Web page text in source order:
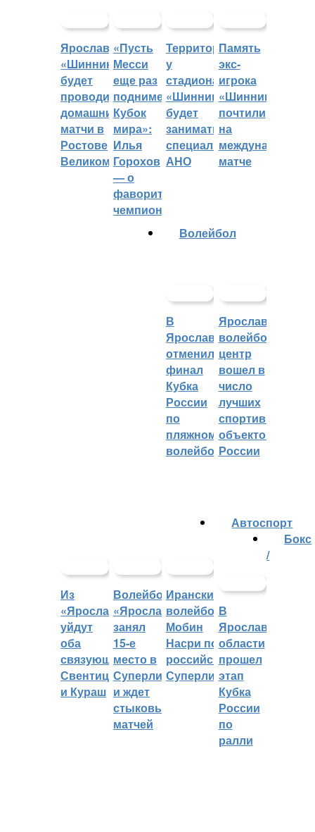
Ярославский
«Шинник»
будет
проводить
домашние
матчи в
Ростове
Великом
«Пусть
Месси
еще раз
поднимет
Кубок
мира»:
Илья
Горохов
— о
фаворитах
чемпионата
Территорией
у
стадиона
«Шинник»
будет
заниматься
специальное
АНО
Память
экс-
игрока
«Шинника»
почтили
на
международном
матче
Волейбол
В
Ярославле
отменили
финал
Кубка
России
по
пляжному
волейболу
Ярославский
волейбольный
центр
вошел в
число
лучших
спортивных
объектов
России
Из
«Ярославича»
уйдут
оба
связующих:
Свентицкис
и Кураш
Волейбольный
«Ярославич»
занял
15-е
место в
Суперлиге
и ждет
стыковых
матчей
Иранский
волейболист
Мобин
Насри покинет
российскую
Суперлигу
Автоспорт
В
Ярославской
области
прошел
этап
Кубка
России
по
ралли
Бокс
/